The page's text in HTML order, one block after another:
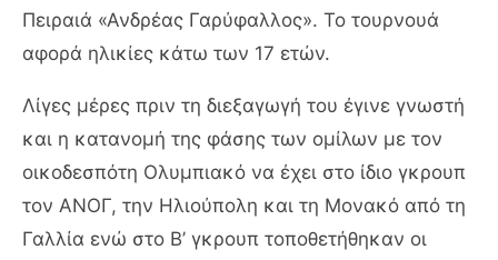
Πειραιά «Ανδρέας Γαρύφαλλος». Το τουρνουά
αφορά ηλικίες κάτω των 17 ετών.
Λίγες μέρες πριν τη διεξαγωγή του έγινε γνωστή
και η κατανομή της φάσης των ομίλων με τον
οικοδεσπότη Ολυμπιακό να έχει στο ίδιο γκρουπ
τον ΑΝΟΓ, την Ηλιούπολη και τη Μονακό από τη
Γαλλία ενώ στο Β’ γκρουπ τοποθετήθηκαν οι